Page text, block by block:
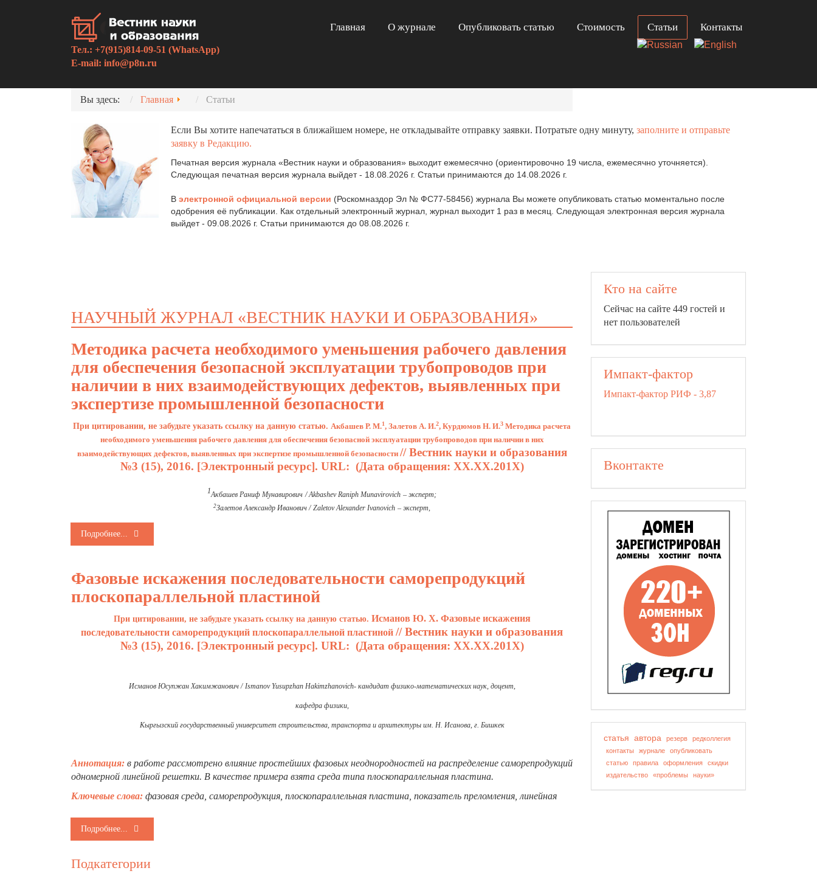
Тел.: +7(915)814-09-51 (WhatsApp)
E-mail: info@p8n.ru
Главная О журнале Опубликовать статью Стоимость Статьи Контакты
Вы здесь: Главная Статьи
Если Вы хотите напечататься в ближайшем номере, не откладывайте отправку заявки. Потратьте одну минуту, заполните и отправьте
заявку в Редакцию.
Печатная версия журнала «Вестник науки и образования» выходит ежемесячно (ориентировочно 19 числа, ежемесячно уточняется).
Следующая печатная версия журнала выйдет - 18.08.2026 г. Статьи принимаются до 14.08.2026 г.
В электронной официальной версии (Роскомназдор Эл № ФС77-58456) журнала Вы можете опубликовать статью моментально после
одобрения её публикации. Как отдельный электронный журнал, журнал выходит 1 раз в месяц. Следующая электронная версия журнала
выйдет - 09.08.2026 г. Статьи принимаются до 08.08.2026 г.
НАУЧНЫЙ ЖУРНАЛ «ВЕСТНИК НАУКИ И ОБРАЗОВАНИЯ»
Методика расчета необходимого уменьшения рабочего давления
для обеспечения безопасной эксплуатации трубопроводов при
наличии в них взаимодействующих дефектов, выявленных при
экспертизе промышленной безопасности
При цитировании, не забудьте указать ссылку на данную статью. Акбашев Р. М.1, Залетов А. И.2, Курдюмов Н. И.3 Методика расчета
необходимого уменьшения рабочего давления для обеспечения безопасной эксплуатации трубопроводов при наличии в них
взаимодействующих дефектов, выявленных при экспертизе промышленной безопасности // Вестник науки и образования
№3 (15), 2016. [Электронный ресурс]. URL: (Дата обращения: ХХ.ХХ.201Х)
1Акбашев Раниф Мунавирович / АkbashevRaniph Munavirovich – эксперт;
2Залетов Александр Иванович / ZaletovAlexander Ivanovich – эксперт,
Подробнее...
Фазовые искажения последовательности саморепродукций
плоскопараллельной пластиной
При цитировании, не забудьте указать ссылку на данную статью. Исманов Ю. Х. Фазовые искажения
последовательности саморепродукций плоскопараллельной пластиной // Вестник науки и образования
№3 (15), 2016. [Электронный ресурс]. URL: (Дата обращения: ХХ.ХХ.201Х)
Исманов Юсупжан Хакимжанович / Ismanov Yusupzhan Hakimzhanovich- кандидат физико-математических наук, доцент,
кафедра физики,
Кыргызский государственный университет строительства, транспорта и архитектуры им. Н. Исанова, г. Бишкек
Аннотация: в работе рассмотрено влияние простейших фазовых неоднородностей на распределение саморепродукций
одномерной линейной решетки. В качестве примера взята среда типа плоскопараллельная пластина.
Ключевые слова: фазовая среда, саморепродукция, плоскопараллельная пластина, показатель преломления, линейная
Подробнее...
Подкатегории
Кто на сайте
Сейчас на сайте 449 гостей и
нет пользователей
Импакт-фактор
Импакт-фактор РИФ - 3,87
Вконтакте
статья автора резерв
редколлегия
контакты
журнале
опубликовать
статью
правила оформления
скидки
издательство
«проблемы науки»